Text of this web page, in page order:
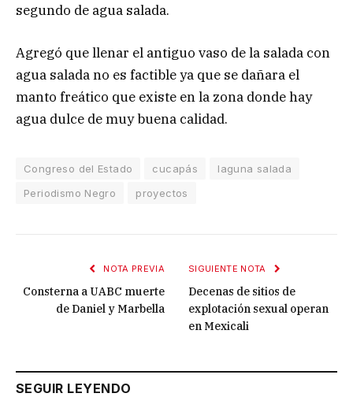
segundo de agua salada.
Agregó que llenar el antiguo vaso de la salada con
agua salada no es factible ya que se dañara el
manto freático que existe en la zona donde hay
agua dulce de muy buena calidad.
Congreso del Estado cucapás
laguna salada
Periodismo Negro
proyectos
NOTA PREVIA
Consterna a UABC muerte
de Daniel y Marbella
SIGUIENTE NOTA
Decenas de sitios de
explotación sexual operan
en Mexicali
SEGUIR LEYENDO